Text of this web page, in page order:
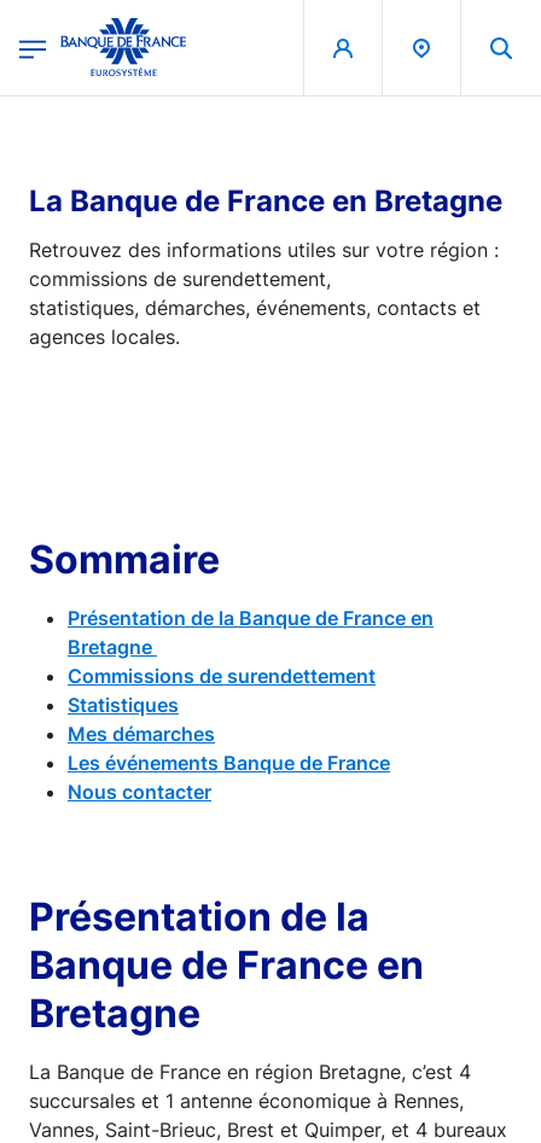
Banque de France - Menu Principal
La Banque de France en Bretagne
Retrouvez des informations utiles sur votre région :
commissions de surendettement,
statistiques, démarches, événements, contacts et
agences locales.
Sommaire
Présentation de la Banque de France en
Bretagne
Commissions de surendettement
Statistiques
Mes démarches
Les événements Banque de France
Nous contacter
Présentation de la
Banque de France en
Bretagne
La Banque de France en région Bretagne, c’est 4
succursales et 1 antenne économique à Rennes,
Vannes, Saint-Brieuc, Brest et Quimper, et 4 bureaux